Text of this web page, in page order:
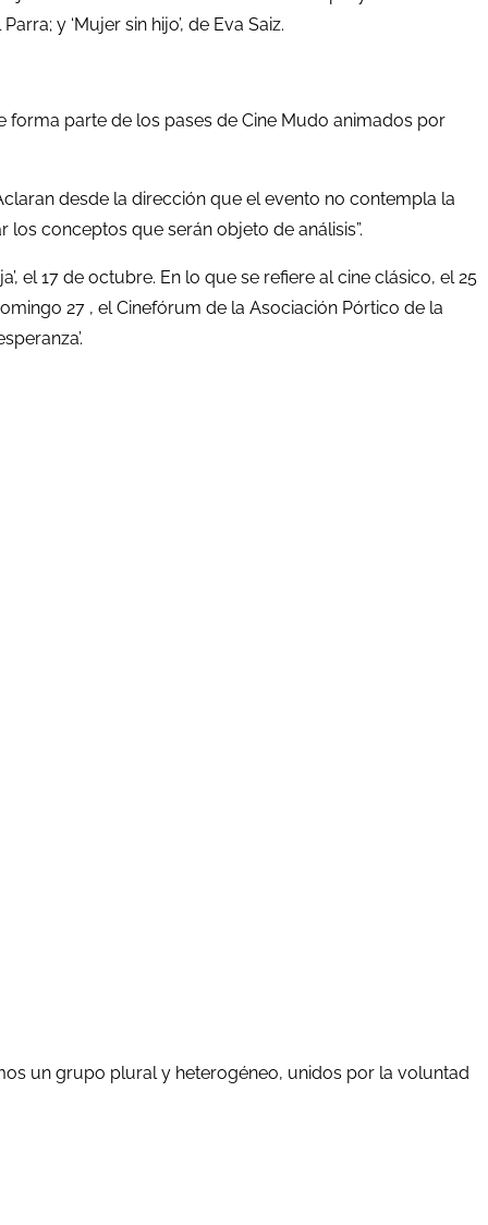
y ‘Mujer sin hijo’, de Eva Saiz.
forma parte de los pases de Cine Mudo animados por
Aclaran desde la dirección que el evento no contempla la
conceptos que serán objeto de análisis”.
el 17 de octubre. En lo que se refiere al cine clásico, el 25
27 , el Cinefórum de la Asociación Pórtico de la
un grupo plural y heterogéneo, unidos por la voluntad